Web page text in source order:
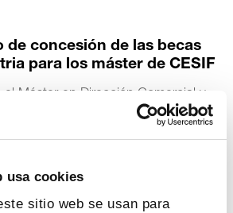
usa cookies
sitio web se usan para
de concesión de las becas
para los máster de CESIF
Máster en Dirección Comercial y
Farmacéuticas y Afines y el de